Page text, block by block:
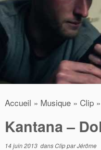
au
contenu
Accueil » Musique » Clip »
Kantana –
14 juin 2013 dansClipparJérôme